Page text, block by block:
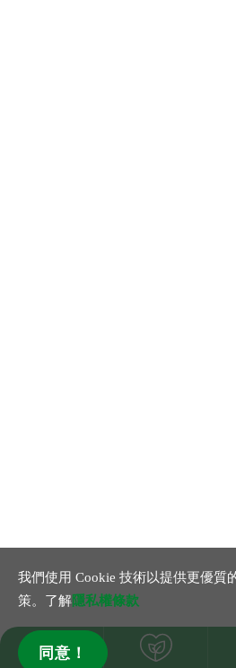
我們使用 Cookie 技術以提供更優質
策。了解隱私權條款
同意！